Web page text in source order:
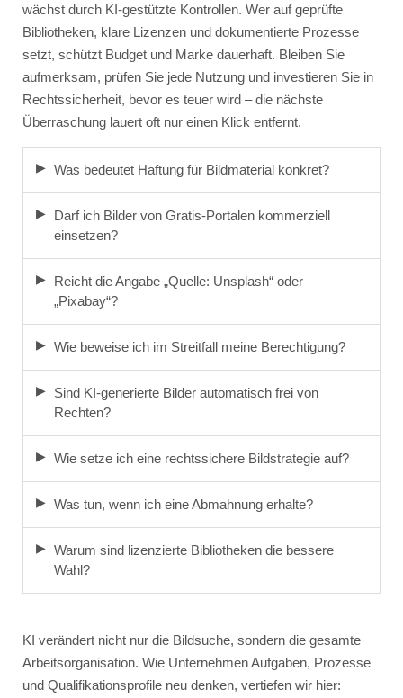
wächst durch KI-gestützte Kontrollen. Wer auf geprüfte
Bibliotheken, klare Lizenzen und dokumentierte Prozesse
setzt, schützt Budget und Marke dauerhaft. Bleiben Sie
aufmerksam, prüfen Sie jede Nutzung und investieren Sie in
Rechtssicherheit, bevor es teuer wird – die nächste
Überraschung lauert oft nur einen Klick entfernt.
Was bedeutet Haftung für Bildmaterial konkret?
Darf ich Bilder von Gratis-Portalen kommerziell
einsetzen?
Reicht die Angabe „Quelle: Unsplash“ oder
„Pixabay“?
Wie beweise ich im Streitfall meine Berechtigung?
Sind KI-generierte Bilder automatisch frei von
Rechten?
Wie setze ich eine rechtssichere Bildstrategie auf?
Was tun, wenn ich eine Abmahnung erhalte?
Warum sind lizenzierte Bibliotheken die bessere
Wahl?
KI verändert nicht nur die Bildsuche, sondern die gesamte
Arbeitsorganisation. Wie Unternehmen Aufgaben, Prozesse
und Qualifikationsprofile neu denken, vertiefen wir hier: